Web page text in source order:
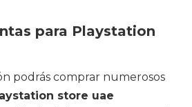
para Playstation
podrás comprar numerosos
store uae